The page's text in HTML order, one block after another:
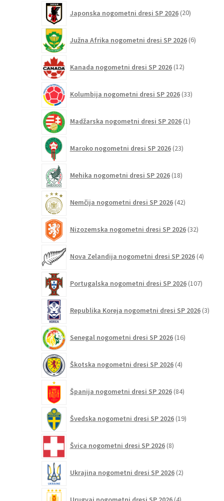
Japonska nogometni dresi SP 2026 20izdelkov
Južna Afrika nogometni dresi SP 2026 6izdelkov
Kanada nogometni dresi SP 2026 12izdelkov
Kolumbija nogometni dresi SP 2026 33izdelkov
Madžarska nogometni dresi SP 2026 1izdelek
Maroko nogometni dresi SP 2026 23izdelkov
Mehika nogometni dresi SP 2026 18izdelkov
Nemčija nogometni dresi SP 2026 42izdelkov
Nizozemska nogometni dresi SP 2026 32izdelkov
Nova Zelandija nogometni dresi SP 2026 4izdelki
Portugalska nogometni dresi SP 2026 107
Republika Koreja nogometni dresi SP 2026 3
Senegal nogometni dresi SP 2026 16izdelkov
Škotska nogometni dresi SP 2026 4izdelki
Španija nogometni dresi SP 2026 84izdelkov
Švedska nogometni dresi SP 2026 19izdelkov
Švica nogometni dresi SP 2026 8izdelkov
Ukrajina nogometni dresi SP 2026 2izdelka